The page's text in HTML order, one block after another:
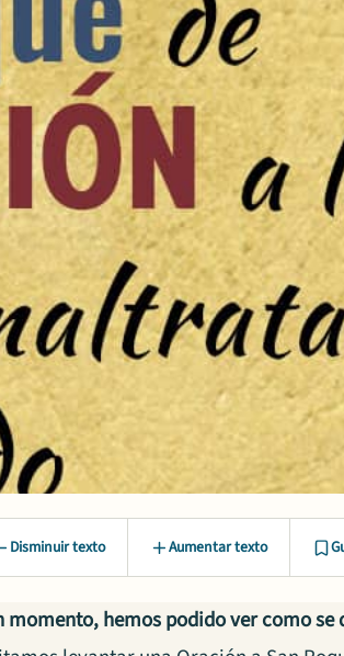
Disminuir texto Aumentar texto
momento, hemos podido ver como